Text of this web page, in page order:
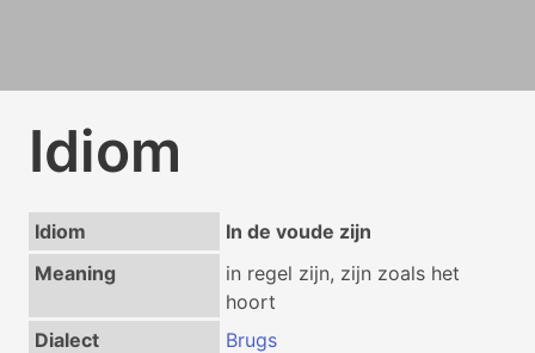
Idiom
Idiom
In de voude zijn
Meaning
in regel zijn, zijn zoals het
hoort
Dialect
Brugs